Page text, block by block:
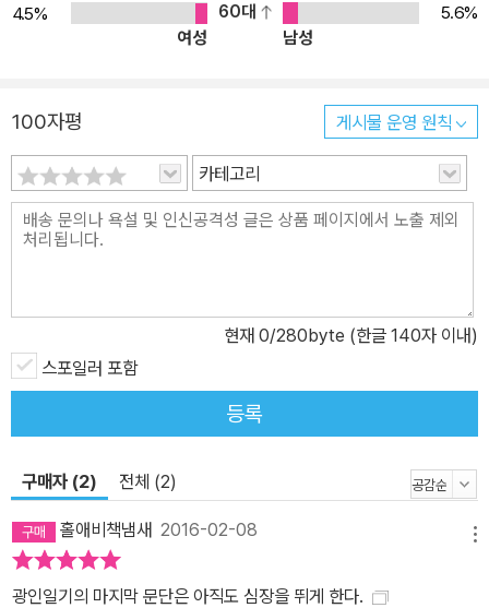
콩, 소련(모스크바와 레닌그라드) 등을 방문해 강연하거나 연구했다.
지금까지는 주로 허세욱의 학자로서의 면모를 살펴보았다면, 다음으
학 3학년 재학 중에 ＜레일의 대화＞로 제1회 전국 대학생 시 콩쿠르
에서 입상을 할 정도로 일찌감치 문예에 소질을 보였다. 그런데 졸업
과 동시에 유학길에 올랐기 때문에 그의 문필 활동은 대만에서 시작
되었다. 1961년에 대만에서 중문 시(＜이름＞, ＜소원＞)를 ≪현대
문학≫지에, 중문 수필(＜한 그루의 나무＞, ＜피난＞)을 ≪작품≫지
에 각각 추천받음으로써 문필 생활을 시작한 것이다. 하지만 작품집
(일지사)이었다. 그러나 이 시집 발간 이후로는 주로 수필을 쓰는 것
에 집중했다. 그리하여 1976년에 첫 수필집 ≪움직이는 고향≫(범우
사)을 출판한 이래, ≪태양제≫(오거서, 1981), ≪달이 뜨면 꽃이 피
고≫(범우사, 1983), ≪인간 속의 흔적≫(보성사, 1990), ≪돌을 만
나면 비켜 가는 물처럼≫(화동출판사, 1994), ≪임대 마차≫(세손출
판사, 2002, ≪송정 다리≫(수필과비평사, 2008) 등 7권의 수필집
과, 대표작을 모은 4권의 수필선을 출간했다. 중문 수필집도 3권 펴
냈다. 이 작품집들에 실린 수필은 총 400여 편에 달한다. 기행집까지
아우르면 그 수는 더욱 늘어난다. 분량에서는 수필에 미치지 못하지
만, 시 창작도 꾸준히 해서 한글 시집 2권과 중문 시집도 출간했다. 이
4.5%
60대
5.6%
여성
남성
100자평 게시물 운영 원칙
카테고리
현재 0/280byte (한글 140자 이내)
스포일러 포함
등록
구매자 (2) 전체 (2)
홀애비책냄새 2016-02-08
광인일기의 마지막 문단은 아직도 심장을 뛰게 한다.